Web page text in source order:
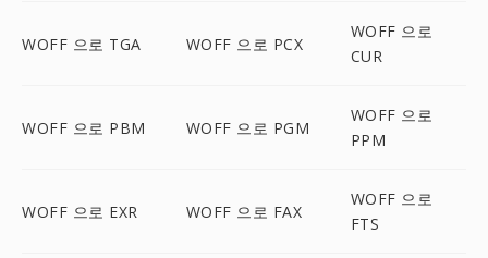
WOFF 으로 TGA WOFF 으로 PCX
WOFF 으로
CUR
WOFF 으로 PBM WOFF 으로 PGM
WOFF 으로
PPM
WOFF 으로 EXR WOFF 으로 FAX
WOFF 으로
FTS